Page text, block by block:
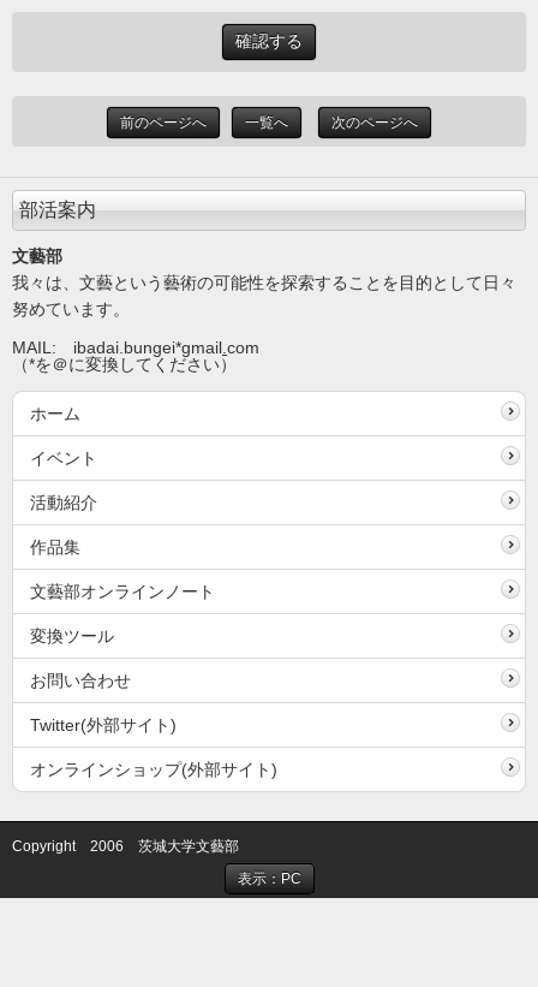
前のページへ 一覧へ 次のページへ
部活案内
文藝部
我々は、文藝という藝術の可能性を探索することを目的として日々
努めています。
MAIL: ibadai.bungei*gmail com
（*を＠に変換してください）
ホーム
イベント
活動紹介
作品集
文藝部オンラインノート
変換ツール
お問い合わせ
Twitter(外部サイト)
オンラインショップ(外部サイト)
Copyright 2006 茨城大学文藝部
表示：PC